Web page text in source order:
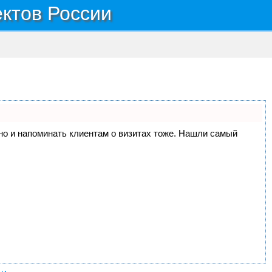
России
и напоминать клиентам о визитах тоже. Нашли самый